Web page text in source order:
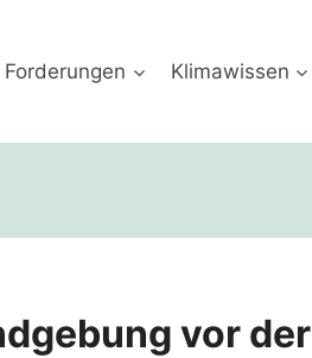
Forderungen Klimawissen
vor der